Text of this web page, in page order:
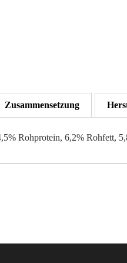
Rohprotein, 6,2% Rohfett,
Zusammensetzung